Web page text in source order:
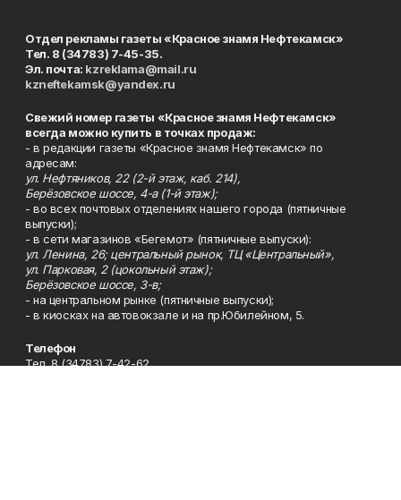
Отдел рекламы газеты «Красное знамя Нефтекамск»
Тел. 8 (34783) 7-45-35.
Эл. почта: kzreklama@mail.ru
kzneftekamsk@yandex.ru
Свежий номер газеты «Красное знамя Нефтекамск»
всегда можно купить в точках продаж:
- в редакции газеты «Красное знамя Нефтекамск» по
адресам:
ул. Нефтяников, 22 (2-й этаж, каб. 214),
Берёзовское шоссе, 4-а (1-й этаж);
- во всех почтовых отделениях нашего города (пятничные
выпуски);
- в сети магазинов «Бегемот» (пятничные выпуски):
ул. Ленина, 26; центральный рынок, ТЦ «Центральный»,
ул. Парковая, 2 (цокольный этаж);
Берёзовское шоссе, 3-в;
- на центральном рынке (пятничные выпуски);
- в киосках на автовокзале и на пр.Юбилейном, 5.
Телефон
Тел. 8 (34783) 7-42-62.